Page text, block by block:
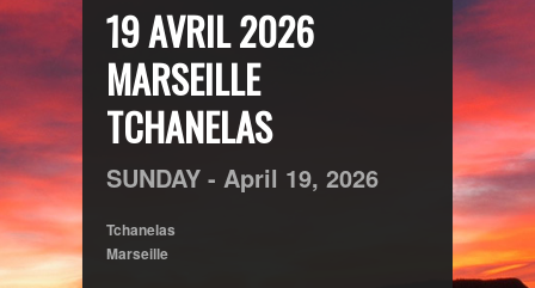
19 AVRIL 2026
MARSEILLE
TCHANELAS
SUNDAY - April 19, 2026
Tchanelas
Marseille